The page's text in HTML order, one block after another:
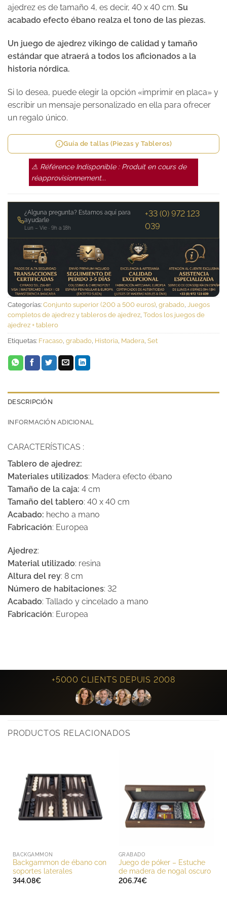
ajedrez es de tamaño 4, es decir, 40 x 40 cm. Su
acabado efecto ébano realza el tono de las piezas.
Un juego de ajedrez vikingo de calidad y tamaño
estándar que atraerá a todos los aficionados a la
historia nórdica.
Si lo desea, puede elegir la opción «imprimir en placa» y
escribir un mensaje personalizado en ella para ofrecer
un regalo único.
Guía de tallas (Piezas y Tableros)
⚠ Référence Indisponible : Produit en cours de
réapprovisionnement...
¿Alguna pregunta? Estamos aquí para
ayudarle
Lun – Vie · 9h a 18h
+33 (0) 972 123
039
Categorías: Conjunto superior (200 a 500 euros), grabado, Juegos
completos de ajedrez y tableros de ajedrez, Todos los juegos de
ajedrez + tablero
Etiquetas: Fracaso, grabado, Historia, Madera, Set
DESCRIPCIÓN
INFORMACIÓN ADICIONAL
CARACTERÍSTICAS :
Tablero de ajedrez:
Materiales utilizados: Madera efecto ébano
Tamaño de la caja: 4 cm
Tamaño del tablero: 40 x 40 cm
Acabado: hecho a mano
Fabricación: Europea
Ajedrez:
Material utilizado: resina
Altura del rey: 8 cm
Número de habitaciones: 32
Acabado: Tallado y cincelado a mano
Fabricación: Europea
+5000 CLIENTS DEPUIS 2008
PRODUCTOS RELACIONADOS
BACKGAMMON
Backgammon de ébano con
soportes laterales
344.08€
GRABADO
Juego de póker – Estuche
de madera de nogal oscuro
206.74€